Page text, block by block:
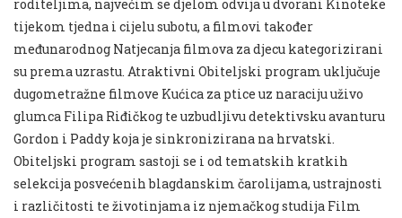
roditeljima, najvećim se djelom odvija u dvorani Kinoteke
tijekom tjedna i cijelu subotu, a filmovi također
međunarodnog Natjecanja filmova za djecu kategorizirani
su prema uzrastu. Atraktivni Obiteljski program uključuje
dugometražne filmove Kućica za ptice uz naraciju uživo
glumca Filipa Riđičkog te uzbudljivu detektivsku avanturu
Gordon i Paddy koja je sinkronizirana na hrvatski.
Obiteljski program sastoji se i od tematskih kratkih
selekcija posvećenih blagdanskim čarolijama, ustrajnosti
i različitosti te životinjama iz njemačkog studija Film